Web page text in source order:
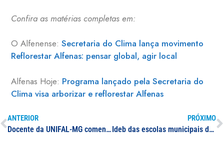
Confira as matérias completas em:
O Alfenense:Secretaria do Clima lança movimento
Reflorestar Alfenas: pensar global, agir local
Alfenas Hoje: Programa lançado pela Secretaria do
Clima visa arborizar e reflorestar Alfenas
ANTERIOR
Docente da UNIFAL-MG comenta o aumento da gasolina em reportagem do jornal da EPTV
PRÓXIMO
Ideb das escolas municipais dos anos finais do ensino fundamental é superior ao das escolas estaduais, aponta projeto de extensão da UNIFAL-MG